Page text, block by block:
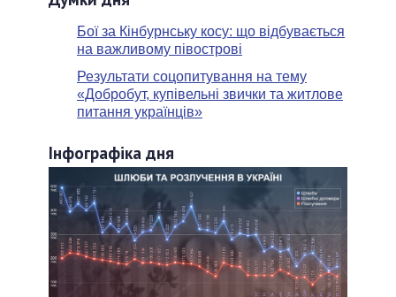
Бої за Кінбурнську косу: що відбувається
на важливому півострові
Результати соцопитування на тeму
«Добробут, купівельні звички та житлове
питання українців»
Інфографіка дня